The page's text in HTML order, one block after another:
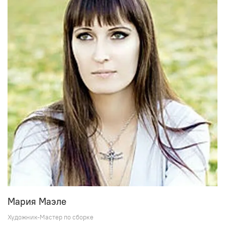
Мария Маэле
Художник-Мастер по сборке